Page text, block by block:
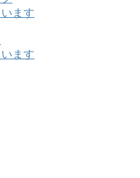
ます
ます